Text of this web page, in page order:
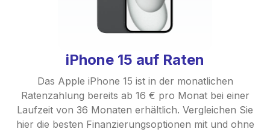
iPhone 15 auf Raten
Das Apple iPhone 15 ist in der monatlichen
Ratenzahlung bereits ab 16 € pro Monat bei einer
Laufzeit von 36 Monaten erhältlich. Vergleichen Sie
hier die besten Finanzierungsoptionen mit und ohne